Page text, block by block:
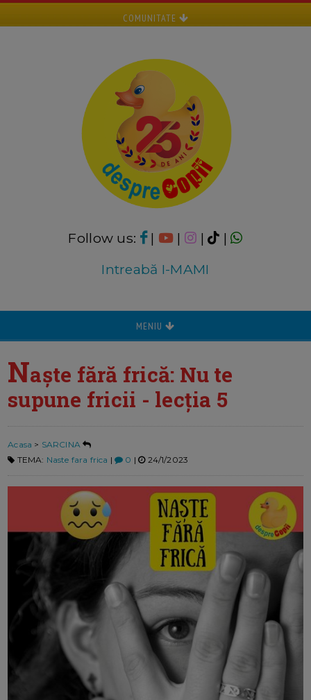
COMUNITATE
Follow us: | | |
|
Intreabă I-MAMI
MENIU
Naște fără frică: Nu te
supune fricii - lecția 5
Acasa > SARCINA
TEMA: Naste fara frica | 0 | 24/1/2023